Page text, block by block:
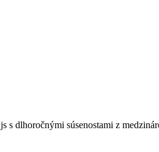
dlhoročnými súsenostami z